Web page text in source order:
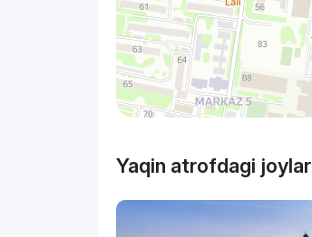
Yaqin atrofdagi joylar